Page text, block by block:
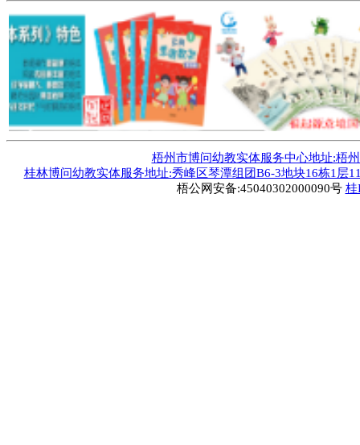
梧州市博问幼教实体服务中心地址:梧
桂林博问幼教实体服务地址:秀峰区琴潭组团B6-3地块16栋1层
梧公网安备:45040302000090号 桂